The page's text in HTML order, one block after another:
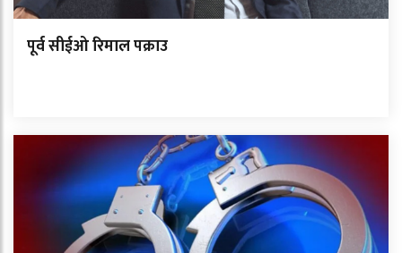
पूर्व सीईओ रिमाल पक्राउ